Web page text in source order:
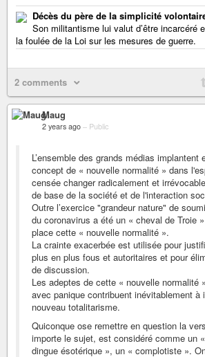
Décès du père de la simplicité
Son militantisme lui valut d’être incarcéré
la foulée de la Loi sur les mesures de guerre.
2 comments
Maug
2 years ago – Public
L’ensemble des grands médias implantent
concept de « nouvelle normalité » dans
censée changer radicalement et
de base de la société et de l'interaction
Outre l’exercice "grandeur nature" de
du coronavirus a été un « cheval de Troie
place cette « nouvelle normalité ».
La crainte exacerbée est utilisée pour
plus en plus fous et autoritaires et pour
de discussion.
Les adeptes de cette « nouvelle normalité
avec panique contribuent inévitablement à
nouveau totalitarisme.
Quiconque ose remettre en question la
importe le sujet, est considéré comme un
dingue ésotérique », un « complotiste ».